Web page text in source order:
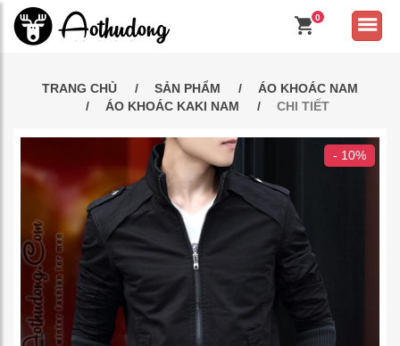
0
TRANG CHỦ SẢN PHẨM
ÁO KHOÁC NAM
ÁO KHOÁC KAKI NAM
CHI TIẾT
- 10%